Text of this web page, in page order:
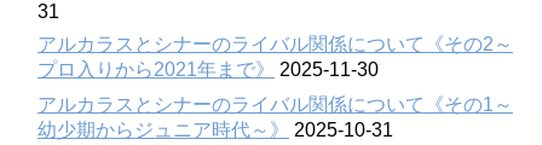
31
アルカラスとシナーのライバル関係について《その2～
プロ入りから2021年まで》
2025-11-30
アルカラスとシナーのライバル関係について《その1～
幼少期からジュニア時代～》
2025-10-31